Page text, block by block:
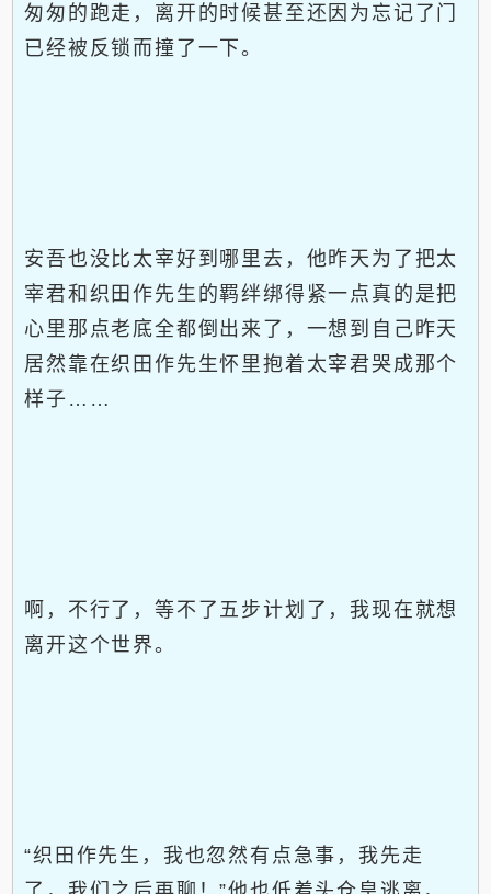
匆匆的跑走，离开的时候甚至还因为忘记了门
已经被反锁而撞了一下。
安吾也没比太宰好到哪里去，他昨天为了把太
宰君和织田作先生的羁绊绑得紧一点真的是把
心里那点老底全都倒出来了，一想到自己昨天
居然靠在织田作先生怀里抱着太宰君哭成那个
样子……
啊，不行了，等不了五步计划了，我现在就想
离开这个世界。
“织田作先生，我也忽然有点急事，我先走